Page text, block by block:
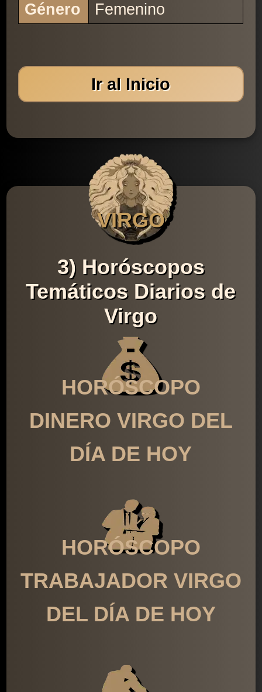
Género
Femenino
Ir al Inicio
VIRGO
3) Horóscopos
Temáticos Diarios de
Virgo
HORÓSCOPO
DINERO VIRGO DEL
DÍA DE HOY
HORÓSCOPO
TRABAJADOR VIRGO
DEL DÍA DE HOY